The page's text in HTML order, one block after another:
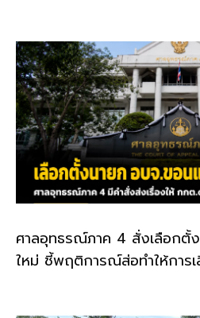
ศาลอุทธรณ์ภาค 4 สั่งเลือกตั้
ใหม่ ชี้พฤติการณ์ส่อทำให้การ